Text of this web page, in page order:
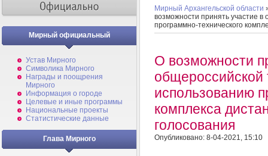
Мирный официальный
Устав Мирного
Символика Мирного
Награды и поощрения
Мирного
Информация о городе
Целевые и иные программы
Национальные проекты
Статистические данные
Глава Мирного
Мирный Архангельской области
возможности принять участие
программно-технического
О возможности
общероссийской
использованию
комплекса
голосования
Опубликовано: 8-04-2021, 15:10